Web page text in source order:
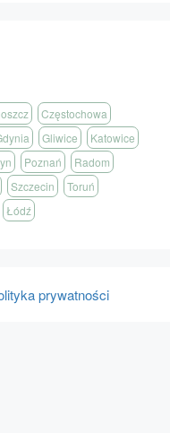
Częstochowa
Gliwice
Katowice
Poznań
Radom
Szczecin
Toruń
Łódź
prywatności